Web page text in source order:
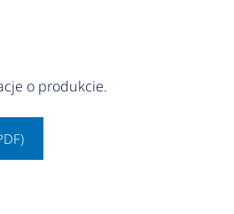
o produkcie.